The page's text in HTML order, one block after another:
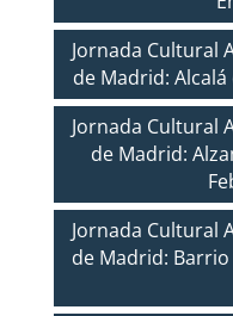
Jornada Cultural
de Madrid:
Jornada Cultural
de Madrid:
Jornada Cultural
de Madrid: